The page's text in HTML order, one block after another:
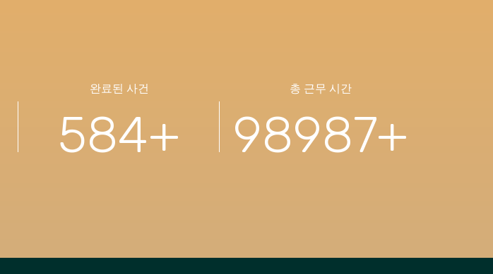
완료된 사건
584+
총 근무 시간
98987+